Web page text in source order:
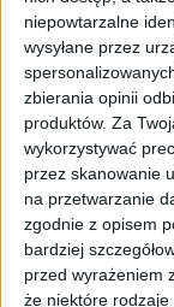
niepowtarzalne
wysyłane przez
zbierania opinii
produktów. Za
wykorzystywać
przez skanowanie
na przetwarzanie
zgodnie z opisem
bardziej
przed wyrażeniem
że niektóre
adres, który
Na pewno
Oprócz
przydadzą
oraz
nazwę,
Oczywiście
biznesem,